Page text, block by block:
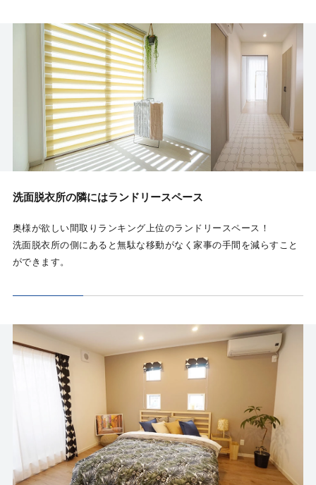
洗面脱衣所の隣にはランドリースペース
奥様が欲しい間取りランキング上位のランドリースペース！
洗面脱衣所の側にあると無駄な移動がなく家事の手間を減らすこと
ができます。